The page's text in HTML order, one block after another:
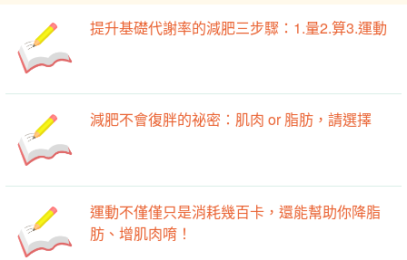
提升基礎代謝率的減肥三步驟：1.量2.算3.運動
減肥不會復胖的祕密：肌肉 or 脂肪，請選擇
運動不僅僅只是消耗幾百卡，還能幫助你降脂
肪、增肌肉唷！